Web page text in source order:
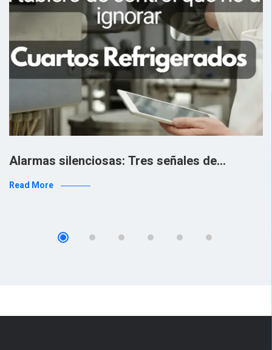
Alarmas silenciosas: Tres señales de…
Read More